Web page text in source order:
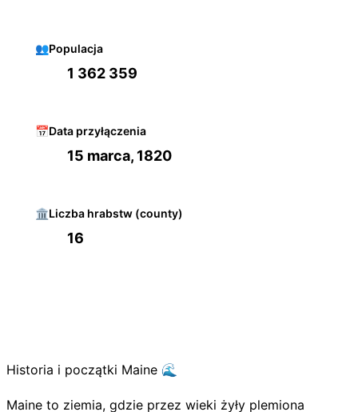
👥Populacja
1 362 359
📅Data przyłączenia
15 marca, 1820
🏛️Liczba hrabstw (county)
16
Historia i początki Maine 🌊
Maine to ziemia, gdzie przez wieki żyły plemiona